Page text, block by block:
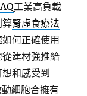
工業高負載
算腎虛食療法
何正確使用
建材強推給
和感受到
細胞合擁有